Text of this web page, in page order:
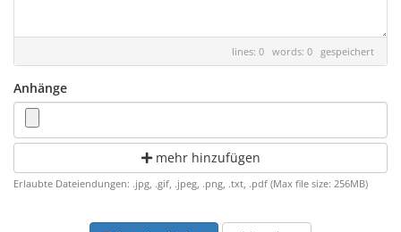
lines: 0 words: 0 gespeichert
Anhänge
mehr hinzufügen
Erlaubte Dateiendungen: .jpg, .gif, .jpeg, .png, .txt, .pdf (Max file size: 256MB)